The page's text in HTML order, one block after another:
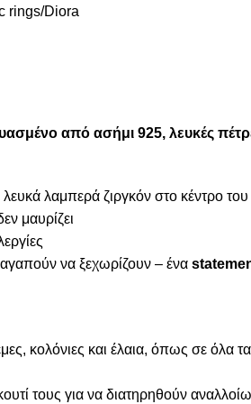
rings Diora
από ασήμι 925, λευκές
λαμπερά ζιργκόν στο κέντρο του
μαυρίζει
να ξεχωρίζουν – ένα
κολόνιες και έλαια, όπως σε όλα
τους για να διατηρηθούν